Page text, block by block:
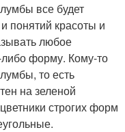
все будет
понятий красоты и
любое
форму. Кому-то
то есть
на зеленой
строгих форм